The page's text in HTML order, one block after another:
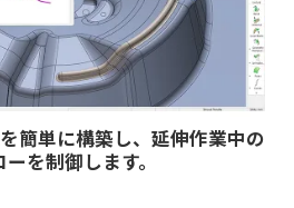
簡単に構築し、延伸作業中の
を制御します。